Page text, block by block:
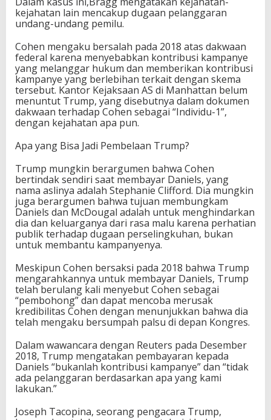
kejahatan lain mencakup dugaan pelanggaran
undang-undang pemilu.
Cohen mengaku bersalah pada 2018 atas dakwaan
federal karena menyebabkan kontribusi kampanye
yang melanggar hukum dan memberikan kontribusi
kampanye yang berlebihan terkait dengan skema
tersebut. Kantor Kejaksaan AS di Manhattan belum
menuntut Trump, yang disebutnya dalam dokumen
dakwaan terhadap Cohen sebagai “Individu-1”,
dengan kejahatan apa pun.
Apa yang Bisa Jadi Pembelaan Trump?
Trump mungkin berargumen bahwa Cohen
bertindak sendiri saat membayar Daniels, yang
nama aslinya adalah Stephanie Clifford. Dia mungkin
juga berargumen bahwa tujuan membungkam
Daniels dan McDougal adalah untuk menghindarkan
dia dan keluarganya dari rasa malu karena perhatian
publik terhadap dugaan perselingkuhan, bukan
untuk membantu kampanyenya.
Meskipun Cohen bersaksi pada 2018 bahwa Trump
mengarahkannya untuk membayar Daniels, Trump
telah berulang kali menyebut Cohen sebagai
“pembohong” dan dapat mencoba merusak
kredibilitas Cohen dengan menunjukkan bahwa dia
telah mengaku bersumpah palsu di depan Kongres.
Dalam wawancara dengan Reuters pada Desember
2018, Trump mengatakan pembayaran kepada
Daniels “bukanlah kontribusi kampanye” dan “tidak
ada pelanggaran berdasarkan apa yang kami
lakukan.”
Joseph Tacopina, seorang pengacara Trump,